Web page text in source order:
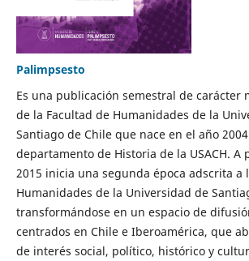
Palimpsesto
Es una publicación semestral de
de la Facultad de Humanidades de la
Santiago de Chile que nace en el año
departamento de Historia de la USACH. A
2015 inicia una segunda época adscrita a
Humanidades de la Universidad de
transformándose en un espacio de
centrados en Chile e Iberoamérica, que
de interés social, político, histórico y